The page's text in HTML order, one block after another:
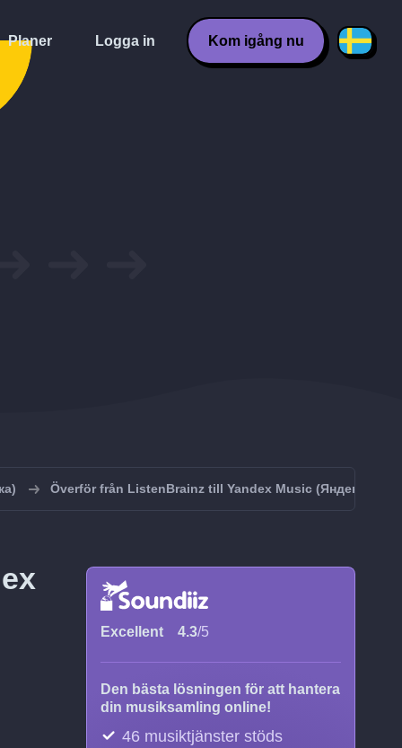
Planer Logga in Kom igång nu
Överför från ListenBrainz till Yandex Music
Excellent 4.3/5
Den bästa lösningen för att hantera
din musiksamling online!
46 musiktjänster stöds